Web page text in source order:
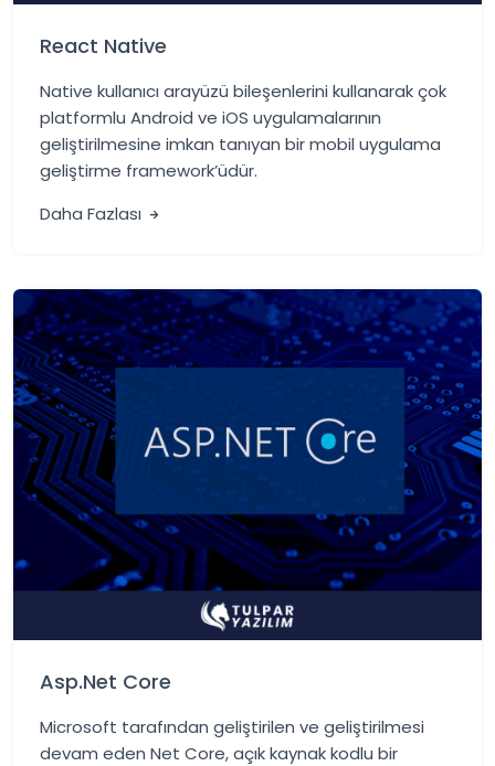
React Native
Native kullanıcı arayüzü bileşenlerini kullanarak çok
platformlu Android ve iOS uygulamalarının
geliştirilmesine imkan tanıyan bir mobil uygulama
geliştirme framework’üdür.
Daha Fazlası
Asp.Net Core
Microsoft tarafından geliştirilen ve geliştirilmesi
devam eden Net Core, açık kaynak kodlu bir